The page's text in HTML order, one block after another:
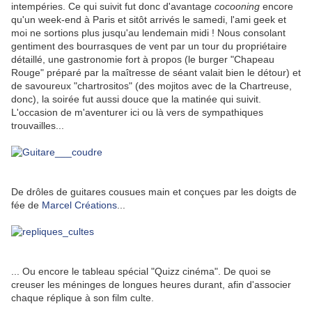
intempéries. Ce qui suivit fut donc d'avantage cocooning encore
qu'un week-end à Paris et sitôt arrivés le samedi, l'ami geek et
moi ne sortions plus jusqu'au lendemain midi ! Nous consolant
gentiment des bourrasques de vent par un tour du propriétaire
détaillé, une gastronomie fort à propos (le burger "Chapeau
Rouge" préparé par la maîtresse de séant valait bien le détour) et
de savoureux "chartrositos" (des mojitos avec de la Chartreuse,
donc), la soirée fut aussi douce que la matinée qui suivit.
L'occasion de m'aventurer ici ou là vers de sympathiques
trouvailles...
De drôles de guitares cousues main et conçues par les doigts de
fée de Marcel Créations
... Ou encore le tableau spécial "Quizz cinéma". De quoi se
creuser les méninges de longues heures durant, afin d'associer
chaque réplique à son film culte.